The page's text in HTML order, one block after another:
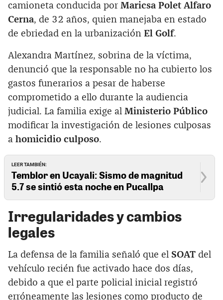
camioneta conducida por Maricsa Polet Alfaro
Cerna, de 32 años, quien manejaba en estado
de ebriedad en la urbanización El Golf.
Alexandra Martínez, sobrina de la víctima,
denunció que la responsable no ha cubierto los
gastos funerarios a pesar de haberse
comprometido a ello durante la audiencia
judicial. La familia exige al Ministerio Público
modificar la investigación de lesiones culposas
a homicidio culposo.
LEER TAMBIÉN:
Temblor en Ucayali: Sismo de magnitud
5.7 se sintió esta noche en Pucallpa
Irregularidades y cambios
legales
La defensa de la familia señaló que el SOAT del
vehículo recién fue activado hace dos días,
debido a que el parte policial inicial registró
erróneamente las lesiones como producto de